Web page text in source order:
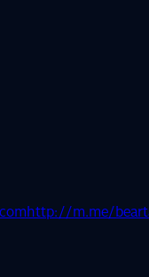
http://m.me/